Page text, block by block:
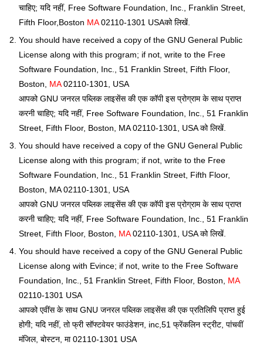
चाहिए; यदि नहीं, Free Software Foundation, Inc., Franklin Street,
Fifth Floor,Boston MA02110-1301 USAको लिखें.
You should have received a copy of the GNU General Public
License along with this program; if not, write to the Free
Software Foundation, Inc., 51 Franklin Street, Fifth Floor,
Boston, MA02110-1301, USA
आपको GNU जनरल पब्लिक लाइसेंस की एक कॉपी इस प्रोग्राम के साथ प्राप्त
करनी चाहिए; यदि नहीं, Free Software Foundation, Inc., 51 Franklin
Street, Fifth Floor, Boston, MA 02110-1301, USA को लिखें.
You should have received a copy of the GNU General Public
License along with this program; if not, write to the Free
Software Foundation, Inc., 51 Franklin Street, Fifth Floor,
Boston, MA 02110-1301, USA
आपको GNU जनरल पब्लिक लाइसेंस की एक कॉपी इस प्रोग्राम के साथ प्राप्त
करनी चाहिए; यदि नहीं, Free Software Foundation, Inc., 51 Franklin
Street, Fifth Floor, Boston, MA02110-1301, USA को लिखें.
You should have received a copy of the GNU General Public
License along with Evince; if not, write to the Free Software
Foundation, Inc., 51 Franklin Street, Fifth Floor, Boston, MA
02110-1301 USA
आपको एवींस के साथ GNU जनरल पब्लिक लाइसेंस की एक प्रतिलिपि प्राप्त हुई
होगी; यदि नहीं, तो फ्री सॉफ्टवेयर फाउंडेशन, inc,51 फ्रेंकलिन स्ट्रीट, पांचवीं
मंजिल, बोस्टन, मा 02110-1301 USA